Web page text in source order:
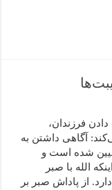
فرزندان،
آگاهی داشتن به
شده است و
الله با صبر
از پاداش صبر بر